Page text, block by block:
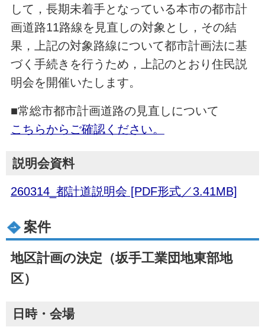
して，長期未着手となっている本市の都市計
画道路11路線を見直しの対象とし，その結
果，上記の対象路線について都市計画法に基
づく手続きを行うため，上記のとおり住民説
明会を開催いたします。
■常総市都市計画道路の見直しについて
こちらからご確認ください。
説明会資料
260314_都計道説明会 [PDF形式／3.41MB]
案件
地区計画の決定（坂手工業団地東部地
区）
日時・会場